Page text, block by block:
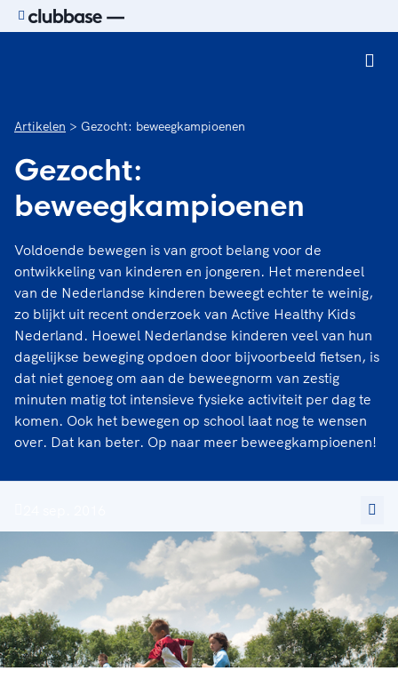
Artikelen Gezocht: beweegkampioenen
Gezocht:
beweegkampioenen
Voldoende bewegen is van groot belang voor de
ontwikkeling van kinderen en jongeren. Het merendeel
van de Nederlandse kinderen beweegt echter te weinig,
zo blijkt uit recent onderzoek van Active Healthy Kids
Nederland. Hoewel Nederlandse kinderen veel van hun
dagelijkse beweging opdoen door bijvoorbeeld fietsen, is
dat niet genoeg om aan de beweegnorm van zestig
minuten matig tot intensieve fysieke activiteit per dag te
komen. Ook het bewegen op school laat nog te wensen
over. Dat kan beter. Op naar meer beweegkampioenen!